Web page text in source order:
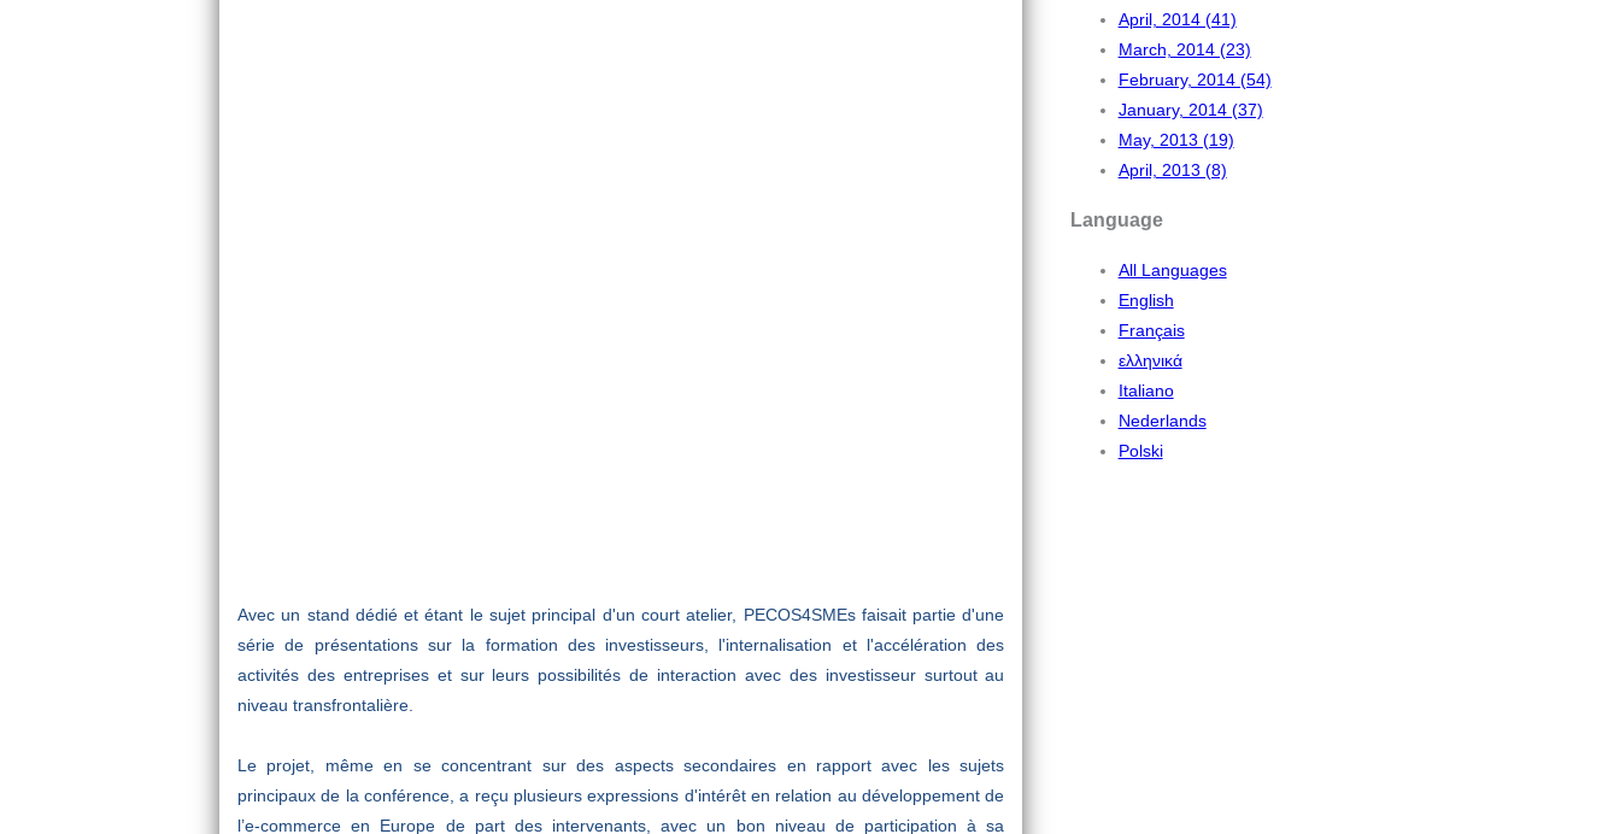
Avec un stand dédié et étant le sujet principal d'un court atelier, PECOS4SMEs faisait partie d'une
série de présentations sur la formation des investisseurs, l'internalisation et l'accélération des
activités des entreprises et sur leurs possibilités de interaction avec des investisseur surtout au
niveau transfrontalière.
Le projet, même en se concentrant sur des aspects secondaires en rapport avec les sujets
principaux de la conférence, a reçu plusieurs expressions d'intérêt en relation au développement de
l’e-commerce en Europe de part des intervenants, avec un bon niveau de participation à sa
April, 2014 (41)
March, 2014 (23)
February, 2014 (54)
January, 2014 (37)
May, 2013 (19)
April, 2013 (8)
Language
All Languages
English
Français
ελληνικά
Italiano
Nederlands
Polski